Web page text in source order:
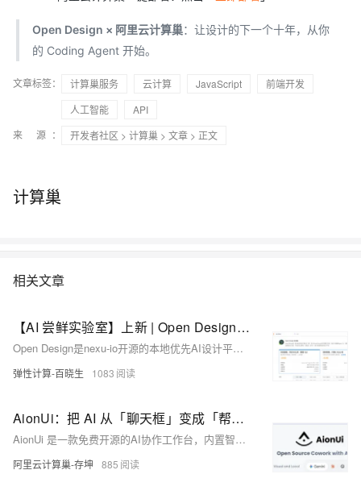
Open Design × 阿里云计算巢：让设计的下一个十年，从你
的 Coding Agent 开始。
文章标签： 计算巢服务 云计算 JavaScript
前端开发
人工智能
API
来 源：
开发者社区 > 计算巢 > 文章 > 正文
计算巢
相关文章
【AI 尝鲜实验室】上新 | Open Design：开源免费的 AI 设计全能工具，一句话生成专业级设计
Open Design是nexu-io开源的本地优先AI设计平台，支持用自然语言生成网页、App、PPT、视频等，内置150+品牌设计系统，GitHub获65k+ Stars。本实验通过阿里云计算巢一键部署，结合百炼大模型，让产品经理、开发者等快速体验AI设计能力。
弹性计算-百晓生 1083
AionUi：把 AI 从「聊天框」变成「帮你干活的同事」
AionUi 是一款免费开源的AI协作工作台，内置智能体引擎，零配置、粘贴任意API Key即可使用。支持多智能体协同、远程访问、跨平台及7×24定时自动化，数据本地存储，安全可控。现已上线阿里云计算巢，一键部署，开箱即用。
阿里云计算巢-存坤 885